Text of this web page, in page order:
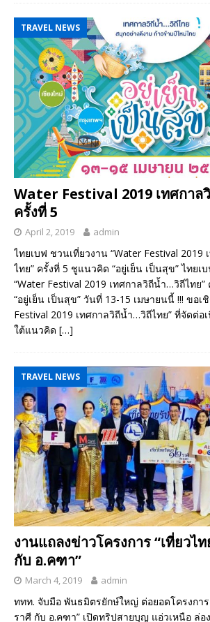
TRAVEL NEWS
Water Festival 2019 เทศกาล
ครั้งที่ 5
April 2, 2019 admin
ไทยเบฟ ชวนเที่ยวงาน “Water Festival 2019
ไทย” ครั้งที่ 5 ชูแนวคิด “อยู่เย็น เป็นสุข” ไทยเ
“Water Festival 2019 เทศกาลวิถีน้ำ…วิถีไทย
“อยู่เย็น เป็นสุข” วันที่ 13-15 เมษายนนี้ !!! ขอเ
Festival 2019 เทศกาลวิถีน้ำ…วิถีไทย” ที่จัดต่อ
ใต้แนวคิด […]
TRAVEL NEWS
งานแถลงข่าวโครงการ “เที่ยวไ
กับ อ.คฑา”
March 4, 2019 admin
ททท. จับมือ พันธมิตรยักษ์ใหญ่ ต่อยอดโครงการ
ราศี กับ อ.คฑา” เปิดทริปสายบุญ แอ่วเหนือ ล่อ